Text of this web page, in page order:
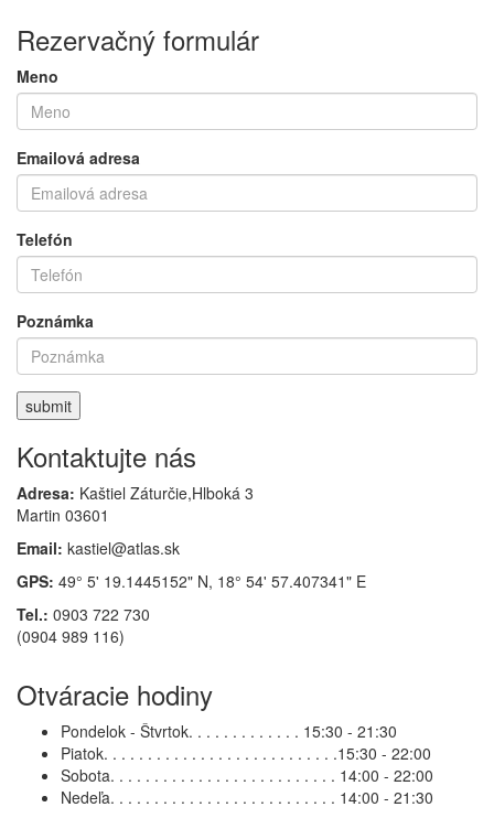
Rezervačný formulár
Meno
Emailová adresa
Telefón
Poznámka
submit
Kontaktujte nás
Adresa: Kaštiel Záturčie,Hlboká 3
Martin 03601
Email: kastiel@atlas.sk
GPS: 49° 5' 19.1445152" N, 18° 54' 57.407341" E
Tel.: 0903 722 730
(0904 989 116)
Otváracie hodiny
Pondelok - Štvrtok. . . . . . . . . . . . . 15:30 - 21:30
Piatok. . . . . . . . . . . . . . . . . . . . . . . . . . .15:30 - 22:00
Sobota. . . . . . . . . . . . . . . . . . . . . . . . . . 14:00 - 22:00
Nedeľa. . . . . . . . . . . . . . . . . . . . . . . . . . 14:00 - 21:30